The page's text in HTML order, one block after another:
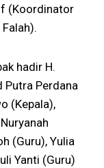
(Koordinator
hadir H.
Putra Perdana
(Kepala),
(Guru), Yulia
Yanti (Guru)